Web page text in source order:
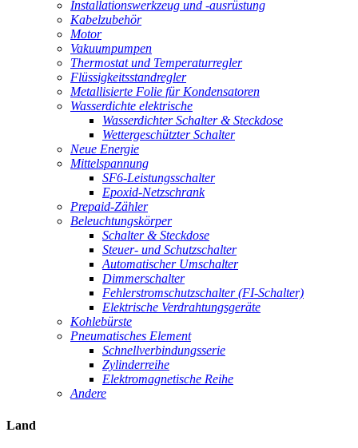
Installationswerkzeug und -ausrüstung
Kabelzubehör
Motor
Vakuumpumpen
Thermostat und Temperaturregler
Flüssigkeitsstandregler
Metallisierte Folie für Kondensatoren
Wasserdichte elektrische
Wasserdichter Schalter & Steckdose
Wettergeschützter Schalter
Neue Energie
Mittelspannung
SF6-Leistungsschalter
Epoxid-Netzschrank
Prepaid-Zähler
Beleuchtungskörper
Schalter & Steckdose
Steuer- und Schutzschalter
Automatischer Umschalter
Dimmerschalter
Fehlerstromschutzschalter (FI-Schalter)
Elektrische Verdrahtungsgeräte
Kohlebürste
Pneumatisches Element
Schnellverbindungsserie
Zylinderreihe
Elektromagnetische Reihe
Andere
Land